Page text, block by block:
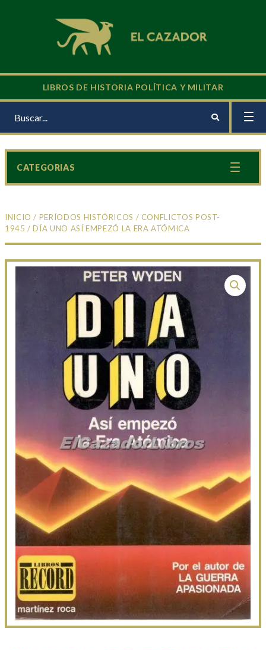
LIBROS DE HISTORIA POLÍTICA Y MILITAR
INICIO / PERÍODOS HISTÓRICOS / CONFLICTOS POST-
1945 / DÍA UNO ASÍ EMPEZÓ LA ERA ATÓMICA
CATEGORIAS